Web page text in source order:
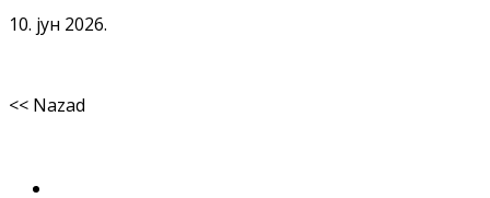
10. јун 2026.
<< Nazad